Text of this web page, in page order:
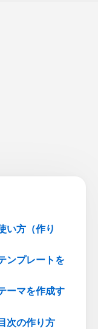
い方（作り
ンプレートを
ーマを作成す
次の作り方